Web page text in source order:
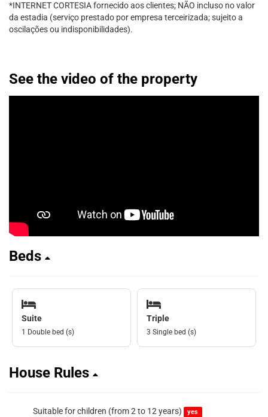
*INTERNET CORTESIA fornecido aos clientes; NÃO incluso no valor
da estadia (serviço prestado por empresa terceirizada; sujeito a
oscilações ou indisponibilidades).
See the video of the property
Beds
Suite
1 Double bed (s)
Triple
3 Single bed (s)
House Rules
Suitable for children (from 2 to 12 years) yes